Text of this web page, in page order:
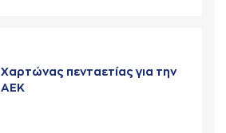
Χαρτώνας πενταετίας για την
ΑΕΚ